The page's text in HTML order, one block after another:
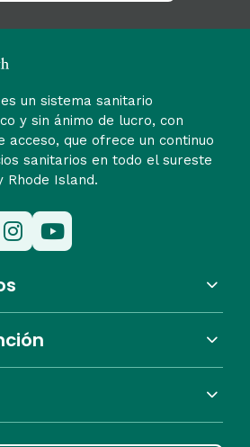
un sistema sanitario
y sin ánimo de lucro, con
acceso, que ofrece un continuo
sanitarios en todo el sureste
Rhode Island.